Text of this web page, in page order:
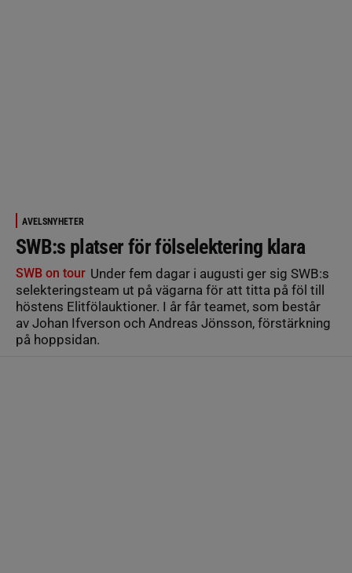
AVELSNYHETER
SWB:s platser för fölselektering klara
SWB on tour Under fem dagar i augusti ger sig SWB:s
selekteringsteam ut på vägarna för att titta på föl till
höstens Elitfölauktioner. I år får teamet, som består
av Johan Ifverson och Andreas Jönsson, förstärkning
på hoppsidan.